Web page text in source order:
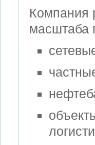
Компания
масштаба